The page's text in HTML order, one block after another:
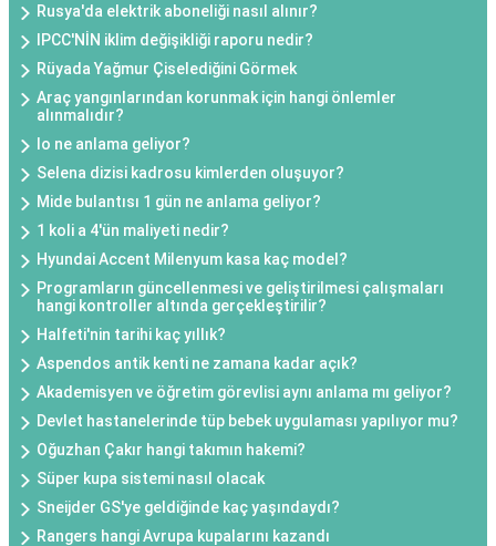
Rusya'da elektrik aboneliği nasıl alınır?
IPCC'NİN iklim değişikliği raporu nedir?
Rüyada Yağmur Çiselediğini Görmek
Araç yangınlarından korunmak için hangi önlemler
alınmalıdır?
Io ne anlama geliyor?
Selena dizisi kadrosu kimlerden oluşuyor?
Mide bulantısı 1 gün ne anlama geliyor?
1 koli a 4'ün maliyeti nedir?
Hyundai Accent Milenyum kasa kaç model?
Programların güncellenmesi ve geliştirilmesi çalışmaları
hangi kontroller altında gerçekleştirilir?
Halfeti'nin tarihi kaç yıllık?
Aspendos antik kenti ne zamana kadar açık?
Akademisyen ve öğretim görevlisi aynı anlama mı geliyor?
Devlet hastanelerinde tüp bebek uygulaması yapılıyor mu?
Oğuzhan Çakır hangi takımın hakemi?
Süper kupa sistemi nasıl olacak
Sneijder GS'ye geldiğinde kaç yaşındaydı?
Rangers hangi Avrupa kupalarını kazandı